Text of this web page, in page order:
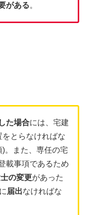
がある。
た場合には、宅建
をとらなければな
。また、専任の宅
載事項であるため
の変更があった
届出なければな